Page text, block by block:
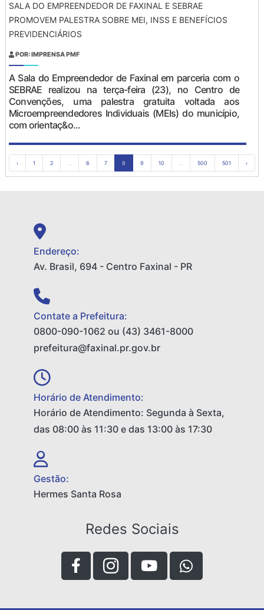
SALA DO EMPREENDEDOR DE FAXINAL E SEBRAE
PROMOVEM PALESTRA SOBRE MEI, INSS E BENEFÍCIOS
PREVIDENCIÁRIOS
POR: IMPRENSA PMF
A Sala do Empreendedor de Faxinal em parceria com o
SEBRAE realizou na terça-feira (23), no Centro de
Convenções, uma palestra gratuita voltada aos
Microempreendedores Individuais (MEIs) do município,
com orientaç&o...
‹ 1 2 ... 6 7 8 9 10 ... 500 501 ›
Endereço:
Av. Brasil, 694 - Centro Faxinal - PR
Contate a Prefeitura:
0800-090-1062 ou (43) 3461-8000
prefeitura@faxinal.pr.gov.br
Horário de Atendimento:
Horário de Atendimento: Segunda à Sexta,
das 08:00 às 11:30 e das 13:00 às 17:30
Gestão:
Hermes Santa Rosa
Redes Sociais